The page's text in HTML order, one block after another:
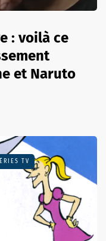
: voilà ce
et Naruto
TV